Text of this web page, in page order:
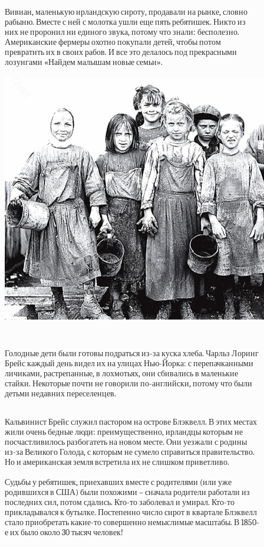
Вивиан, маленькую ирландскую сироту, продавали на рынке, словно
рабыню. Вместе с ней с молотка ушли еще пять ребятишек. Никто из
них не проронил ни единого звука, потому что знали: бесполезно.
Американские фермеры охотно покупали детей, чтобы потом
превратить их в своих рабов. И все это делалось под прекрасными
лозунгами «Найдем малышам новые семьи».
Голодные дети были готовы подраться из-за куска хлеба. Чарльз Лоринг
Брейс каждый день видел их на улицах Нью-Йорка: с перепачканными
личиками, растрепанные, в лохмотьях, они сбивались в маленькие
стайки. Некоторые почти не говорили по-английски, потому что были
детьми недавних переселенцев.
Кальвинист Брейс служил пастором на острове Блэквелл. В этих местах
жили очень бедные люди: преимущественно, ирландцы которым не
посчастливилось разбогатеть на новом месте. Они уезжали с родины
из-за Великого Голода, с которым не сумело справиться правительство.
Но и американская земля встретила их не слишком приветливо.
Судьбы у ребятишек, приехавших вместе с родителями (или уже
родившихся в США) были похожими – сначала родители работали из
последних сил, потом сдались. Кто-то заболевал и умирал. Кто-то
прикладывался к бутылке. Постепенно число сирот в квартале Блэквелл
стало приобретать какие-то совершенно немыслимые масштабы. В 1850-
е их было около 30 тысяч человек!